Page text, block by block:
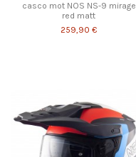
casco mot NOS NS-9 mirage
red matt
259,90 €